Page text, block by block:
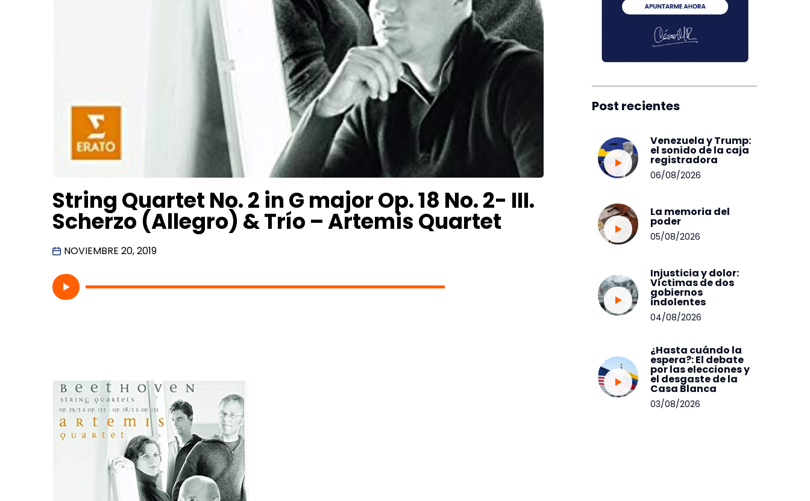
String Quartet No. 2 in G major Op. 18 No. 2- III.
Scherzo (Allegro) & Trío – Artemis Quartet
NOVIEMBRE 20, 2019
Post recientes
Venezuela y Trump:
el sonido de la caja
registradora
06/08/2026
La memoria del
poder
05/08/2026
Injusticia y dolor:
Víctimas de dos
gobiernos
indolentes
04/08/2026
¿Hasta cuándo la
espera?: El debate
por las elecciones y
el desgaste de la
Casa Blanca
03/08/2026